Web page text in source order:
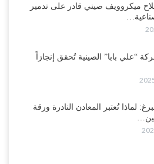
ميكروويف صيني قادر على تدمير
“علي بابا” الصينية تُحقق إنجازاً
لماذا تُعتبر المعادن النادرة ورقة